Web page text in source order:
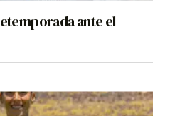
ante el